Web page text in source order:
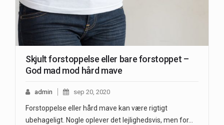
Skjult forstoppelse eller bare forstoppet –
God mad mod hård mave
admin sep 20, 2020
Forstoppelse eller hård mave kan være rigtigt
ubehageligt. Nogle oplever det lejlighedsvis, men for…